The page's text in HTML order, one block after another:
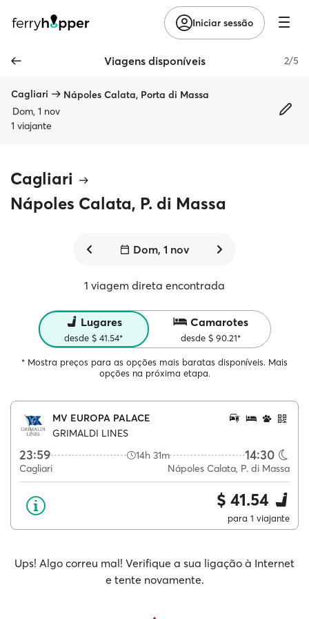
Iniciar sessão
Viagens disponíveis 2/5
Cagliari
Nápoles Calata, Porta di Massa
Dom, 1 nov
1 viajante
Cagliari
Nápoles Calata, P. di Massa
Dom, 1 nov
1 viagem direta encontrada
Lugares
desde $ 41.54*
Camarotes
desde $ 90.21*
* Mostra preços para as opções mais baratas disponíveis. Mais
opções na próxima etapa.
MV EUROPA PALACE
GRIMALDI LINES
23:59 14h 31m 14:30
Cagliari Nápoles Calata, P. di Massa
$ 41.54
para 1 viajante
Ups! Algo correu mal! Verifique a sua ligação à Internet
e tente novamente.